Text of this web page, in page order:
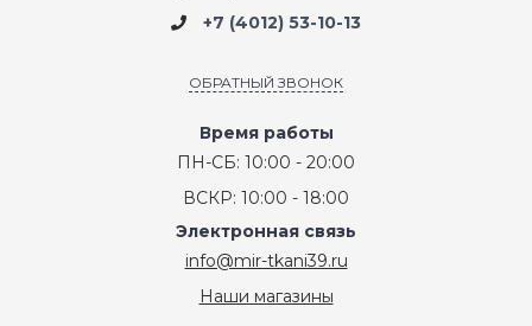
+7 (4012) 53-10-13
ОБРАТНЫЙ ЗВОНОК
Время работы
ПН-СБ: 10:00 - 20:00
ВСКР: 10:00 - 18:00
Электронная связь
info@mir-tkani39.ru
Наши магазины